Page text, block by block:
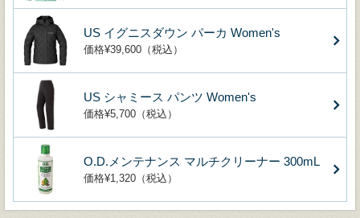
US イグニスダウン パーカ Women's
価格¥39,600（税込）
US シャミース パンツ Women's
価格¥5,700（税込）
O.D.メンテナンス マルチクリーナー 300mL
価格¥1,320（税込）